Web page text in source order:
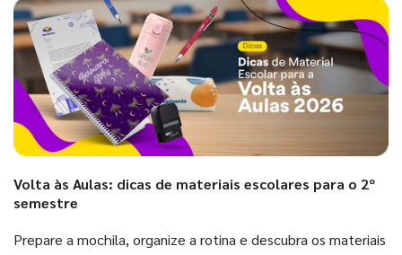
Volta às Aulas: dicas de materiais escolares para o 2º
semestre
Prepare a mochila, organize a rotina e descubra os materiais